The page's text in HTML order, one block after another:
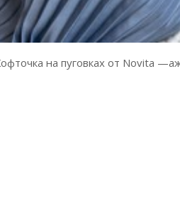
на пуговках от Novita